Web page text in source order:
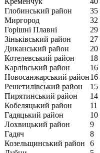
Глобинський район
35
Миргород
32
Горішні Плавні
29
Зіньківський район
27
Диканський район
20
Котелевський район
18
Карлівський район
16
Новосанжарський район16
Решетилівський район
15
Пирятинський район
14
Кобеляцький район
11
Гадяцький район
10
Лохвицький район
9
Гадяч
8
Козельщинський район
6